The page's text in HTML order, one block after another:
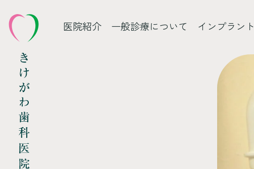
医院紹介 一般診療について インプラント